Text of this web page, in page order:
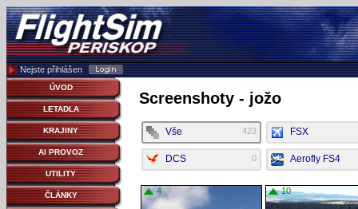
Nejste přihlášen
ÚVOD
LETADLA
KRAJINY
AI PROVOZ
UTILITY
ČLÁNKY
Screenshoty - jožo
Vše 423 FSX
DCS 0 Aerofly FS4
4 10